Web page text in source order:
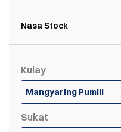
Nasa Stock
Kulay
Mangyaring Pumili
Sukat